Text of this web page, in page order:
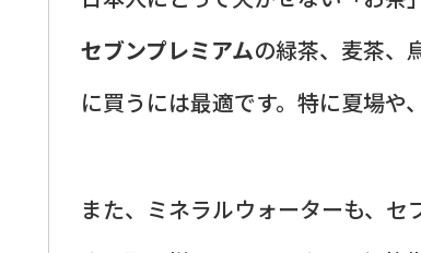
セブンプレミアムの緑茶、麦茶、
に買うには最適です。特に夏場や
また、ミネラルウォーターも、